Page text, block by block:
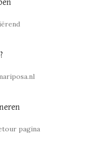
pagina